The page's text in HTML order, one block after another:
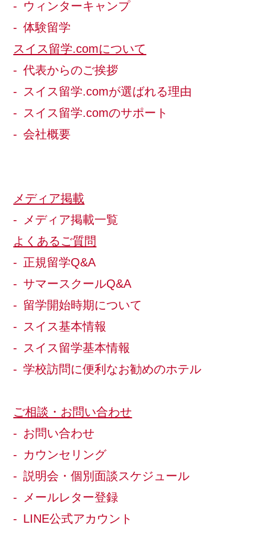
ウィンターキャンプ
体験留学
スイス留学.comについて
代表からのご挨拶
スイス留学.comが選ばれる理由
スイス留学.comのサポート
会社概要
メディア掲載
メディア掲載一覧
よくあるご質問
正規留学Q&A
サマースクールQ&A
留学開始時期について
スイス基本情報
スイス留学基本情報
学校訪問に便利なお勧めのホテル
ご相談・お問い合わせ
お問い合わせ
カウンセリング
説明会・個別面談スケジュール
メールレター登録
LINE公式アカウント